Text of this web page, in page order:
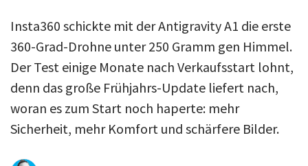
Mac
iPad
Tests
Tipps
Insta360 schickte mit der Antigravity A1 die erste
360-Grad-Drohne unter 250 Gramm gen Himmel.
Der Test einige Monate nach Verkaufsstart lohnt,
denn das große Frühjahrs-Update liefert nach,
woran es zum Start noch haperte: mehr
Sicherheit, mehr Komfort und schärfere Bilder.